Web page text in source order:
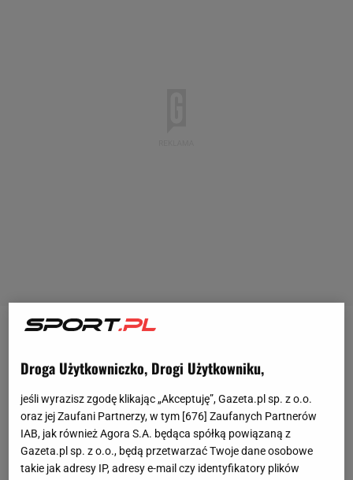
pod kątem strictesportowym. W tym roku
prawda ich sytuacja nadal jest trudna, mają 33 pkt,
czyli tyle samo, co znajdująca się w strefie
spadkowej Arka Gdynia. Jednak ich ostatnie
Droga Użytkowniczko, Drogi Użytkowniku,
jeśli wyrazisz zgodę klikając „Akceptuję”, Gazeta.pl sp. z o.o.
oraz jej Zaufani Partnerzy, w tym [676] Zaufanych Partnerów
IAB, jak również Agora S.A. będąca spółką powiązaną z
Gazeta.pl sp. z o.o., będą przetwarzać Twoje dane osobowe
takie jak adresy IP, adresy e-mail czy identyfikatory plików